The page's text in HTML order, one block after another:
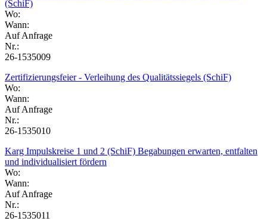
(SchiF)
Wo:
Wann:
Auf Anfrage
Nr.:
26-1535009
Zertifizierungsfeier - Verleihung des Qualitätssiegels (SchiF)
Wo:
Wann:
Auf Anfrage
Nr.:
26-1535010
Karg Impulskreise 1 und 2 (SchiF) Begabungen erwarten, entfalten
und individualisiert fördern
Wo:
Wann:
Auf Anfrage
Nr.:
26-1535011